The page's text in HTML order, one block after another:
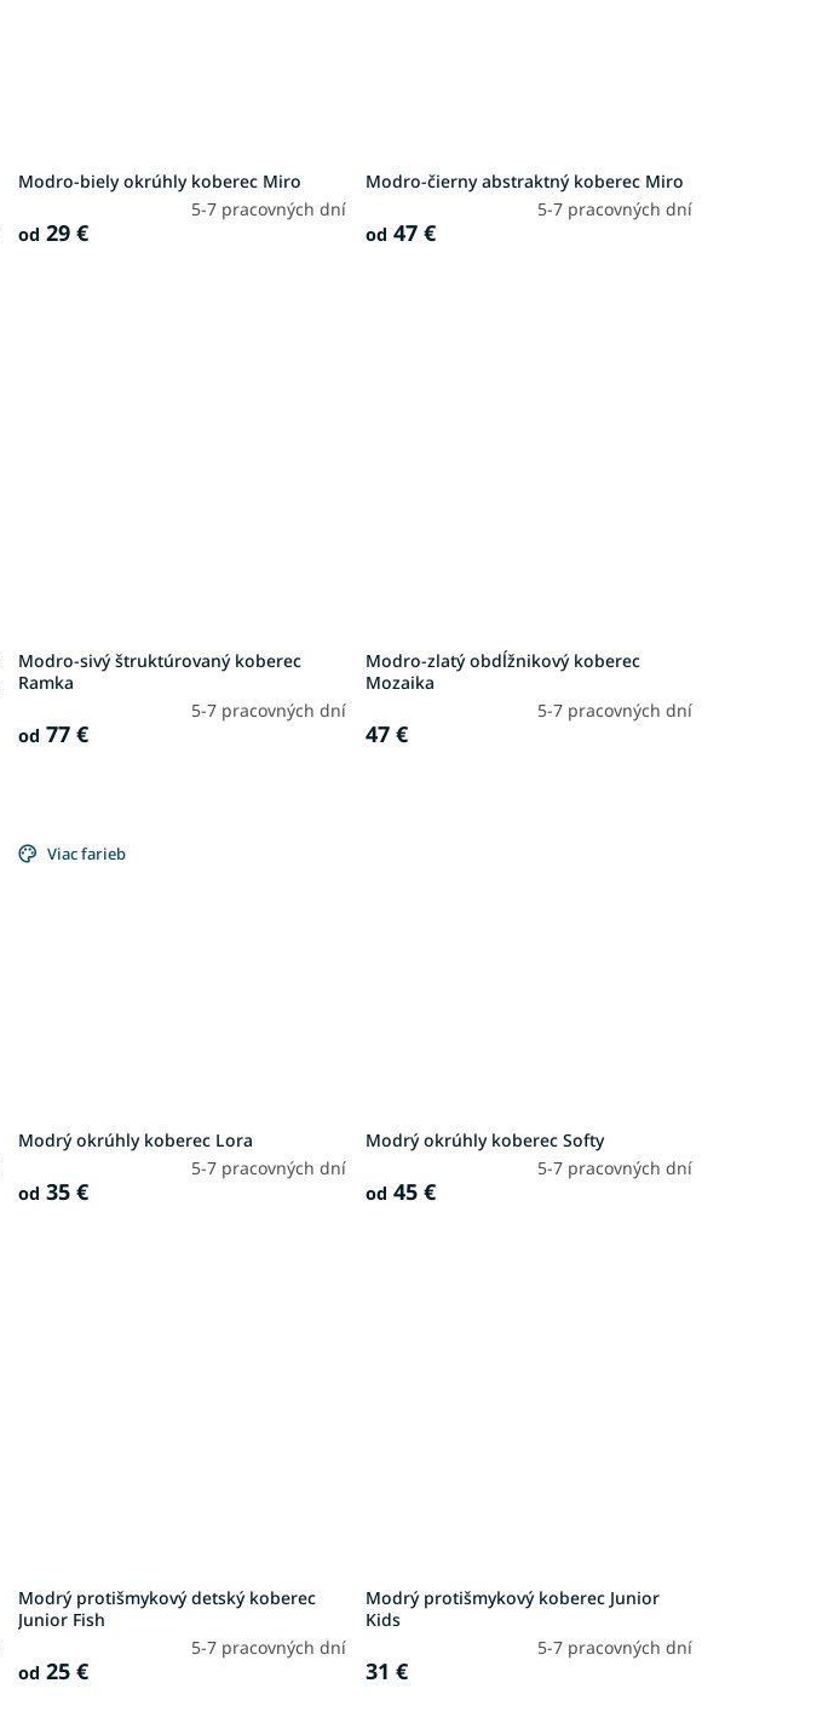
Modro-biely okrúhly koberec Miro
5-7 pracovných dní
od 29 €
Modro-čierny abstraktný koberec Miro
5-7 pracovných dní
od 47 €
Modro-sivý štruktúrovaný koberec
Ramka
5-7 pracovných dní
od 77 €
Modro-zlatý obdĺžnikový koberec
Mozaika
5-7 pracovných dní
47 €
Viac farieb
Modrý okrúhly koberec Lora
5-7 pracovných dní
od 35 €
Modrý okrúhly koberec Softy
5-7 pracovných dní
od 45 €
Modrý protišmykový detský koberec
Junior Fish
5-7 pracovných dní
od 25 €
Modrý protišmykový koberec Junior
Kids
5-7 pracovných dní
31 €